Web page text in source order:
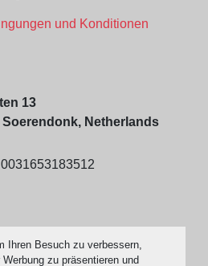
Ihren Besuch zu verbessern,
zu präsentieren und
und Konditionen
13
Soerendonk, Netherlands
0031653183512
Einstellungen